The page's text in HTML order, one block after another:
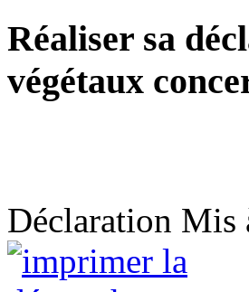
Réaliser sa
végétaux
Déclaration Mis